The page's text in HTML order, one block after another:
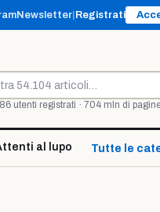
Newsletter Registrati
utenti registrati · 704 mln di
al lupo Tutte le